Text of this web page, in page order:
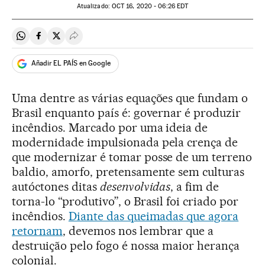
atualizado: OCT16, 2020 - 06:26EDT
Compartir en Whatsapp
Compartir en Facebook
Compartir en Twitter
Desplegar Redes Sociales
Añadir EL PAÍS en Google
Uma dentre as várias equações que fundam o
Brasil enquanto país é: governar é produzir
incêndios. Marcado por uma ideia de
modernidade impulsionada pela crença de
que modernizar é tomar posse de um terreno
baldio, amorfo, pretensamente sem culturas
autóctones ditas desenvolvidas, a fim de
torna-lo “produtivo”, o Brasil foi criado por
incêndios. Diante das queimadas que agora
retornam, devemos nos lembrar que a
destruição pelo fogo é nossa maior herança
colonial.